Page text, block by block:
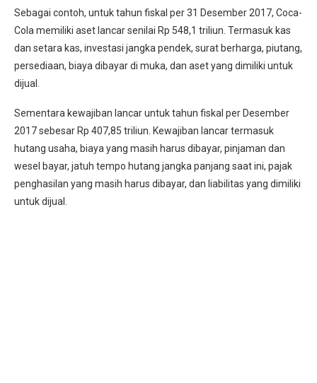
Sebagai contoh, untuk tahun fiskal per 31 Desember 2017, Coca-
Cola memiliki aset lancar senilai Rp 548,1 triliun. Termasuk kas
dan setara kas, investasi jangka pendek, surat berharga, piutang,
persediaan, biaya dibayar di muka, dan aset yang dimiliki untuk
dijual.
Sementara kewajiban lancar untuk tahun fiskal per Desember
2017 sebesar Rp 407,85 triliun. Kewajiban lancar termasuk
hutang usaha, biaya yang masih harus dibayar, pinjaman dan
wesel bayar, jatuh tempo hutang jangka panjang saat ini, pajak
penghasilan yang masih harus dibayar, dan liabilitas yang dimiliki
untuk dijual.